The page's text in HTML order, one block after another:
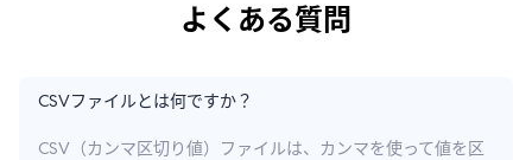
よくある質問
CSVファイルとは何ですか？
CSV（カンマ区切り値）ファイルは、カンマを使って値を区